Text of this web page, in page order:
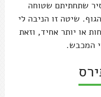
שתחתיתם שטוחה
שיטה זו הניבה לי
או יותר אחיד, וזאת
המכבש.